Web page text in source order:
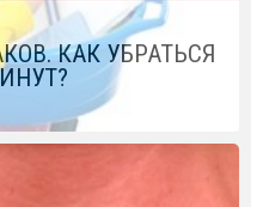
КАК УБРАТЬСЯ